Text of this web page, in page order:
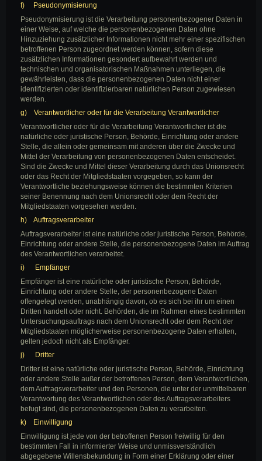
f) Pseudonymisierung
Pseudonymisierung ist die Verarbeitung personenbezogener Daten in
einer Weise, auf welche die personenbezogenen Daten ohne
Hinzuziehung zusätzlicher Informationen nicht mehr einer spezifischen
betroffenen Person zugeordnet werden können, sofern diese
zusätzlichen Informationen gesondert aufbewahrt werden und
technischen und organisatorischen Maßnahmen unterliegen, die
gewährleisten, dass die personenbezogenen Daten nicht einer
identifizierten oder identifizierbaren natürlichen Person zugewiesen
werden.
g) Verantwortlicher oder für die Verarbeitung Verantwortlicher
Verantwortlicher oder für die Verarbeitung Verantwortlicher ist die
natürliche oder juristische Person, Behörde, Einrichtung oder andere
Stelle, die allein oder gemeinsam mit anderen über die Zwecke und
Mittel der Verarbeitung von personenbezogenen Daten entscheidet.
Sind die Zwecke und Mittel dieser Verarbeitung durch das Unionsrecht
oder das Recht der Mitgliedstaaten vorgegeben, so kann der
Verantwortliche beziehungsweise können die bestimmten Kriterien
seiner Benennung nach dem Unionsrecht oder dem Recht der
Mitgliedstaaten vorgesehen werden.
h) Auftragsverarbeiter
Auftragsverarbeiter ist eine natürliche oder juristische Person, Behörde,
Einrichtung oder andere Stelle, die personenbezogene Daten im Auftrag
des Verantwortlichen verarbeitet.
i) Empfänger
Empfänger ist eine natürliche oder juristische Person, Behörde,
Einrichtung oder andere Stelle, der personenbezogene Daten
offengelegt werden, unabhängig davon, ob es sich bei ihr um einen
Dritten handelt oder nicht. Behörden, die im Rahmen eines bestimmten
Untersuchungsauftrags nach dem Unionsrecht oder dem Recht der
Mitgliedstaaten möglicherweise personenbezogene Daten erhalten,
gelten jedoch nicht als Empfänger.
j) Dritter
Dritter ist eine natürliche oder juristische Person, Behörde, Einrichtung
oder andere Stelle außer der betroffenen Person, dem Verantwortlichen,
dem Auftragsverarbeiter und den Personen, die unter der unmittelbaren
Verantwortung des Verantwortlichen oder des Auftragsverarbeiters
befugt sind, die personenbezogenen Daten zu verarbeiten.
k) Einwilligung
Einwilligung ist jede von der betroffenen Person freiwillig für den
bestimmten Fall in informierter Weise und unmissverständlich
abgegebene Willensbekundung in Form einer Erklärung oder einer